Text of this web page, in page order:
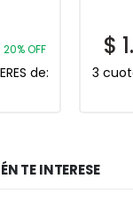
20% OFF
de:
$
3
TE INTERESE